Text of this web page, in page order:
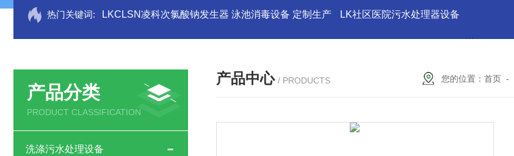
热门关键词: LKCLSN凌科次氯酸钠发生器 泳池消毒设备 定制生产 LK社区医院污水处理器设备
产品分类
PRODUCT CLASSIFICATION
洗涤污水处理设备
产品中心 / PRODUCTS 您的位置：首页 -